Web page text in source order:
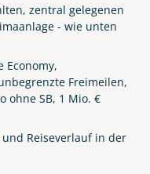
zentral gelegenen
- wie unten
Economy,
Freimeilen,
ohne SB, 1 Mio. €
Reiseverlauf in der